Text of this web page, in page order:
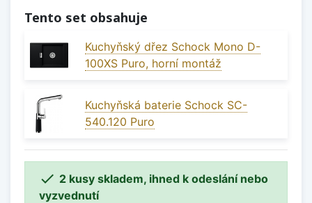
Tento set obsahuje
Kuchyňský dřez Schock Mono D-
100XS Puro, horní montáž
Kuchyňská baterie Schock SC-
540.120 Puro
 2 kusy skladem, ihned k odeslání nebo
vyzvednutí